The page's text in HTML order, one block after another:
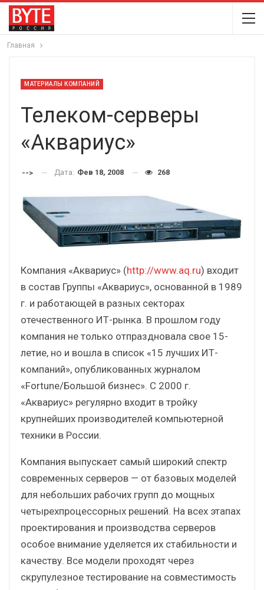
Главная
МАТЕРИАЛЫ КОМПАНИЙ
Телеком-серверы
«Аквариус»
--> Дата: Фев 18, 2008 268
Компания «Аквариус» (http://www.aq.ru) входит
в состав Группы «Аквариус», основанной в 1989
г. и работающей в разных секторах
отечественного ИТ-рынка. В прошлом году
компания не только отпраздновала свое 15-
летие, но и вошла в список «15 лучших ИТ-
компаний», опубликованных журналом
«Fortune/Большой бизнес». С 2000 г.
«Аквариус» регулярно входит в тройку
крупнейших производителей компьютерной
техники в России.
Компания выпускает самый широкий спектр
современных серверов — от базовых моделей
для небольших рабочих групп до мощных
четырехпроцессорных решений. На всех этапах
проектирования и производства серверов
особое внимание уделяется их стабильности и
качеству. Все модели проходят через
скрупулезное тестирование на совместимость